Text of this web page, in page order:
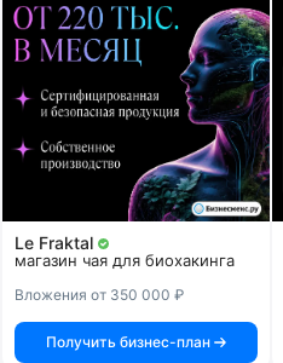
Le Fraktal
магазин чая для биохакинга
Вложения от 350 000 ₽
Получить бизнес-план